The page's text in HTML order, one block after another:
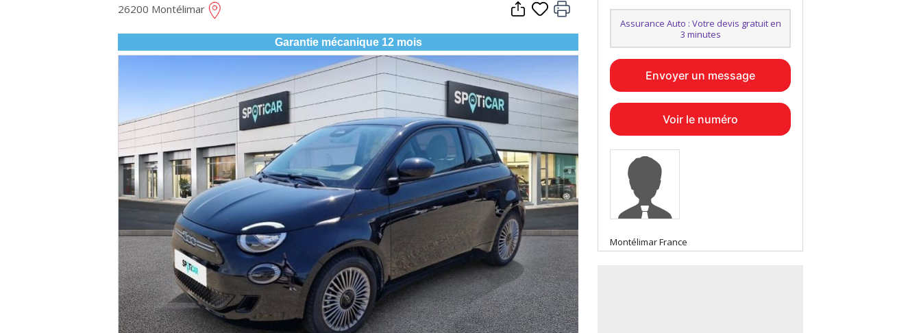
26200 Montélimar
Garantie mécanique 12 mois
Assurance Auto : Votre devis gratuit en
3 minutes
Envoyer un message
Voir le numéro
Montélimar France